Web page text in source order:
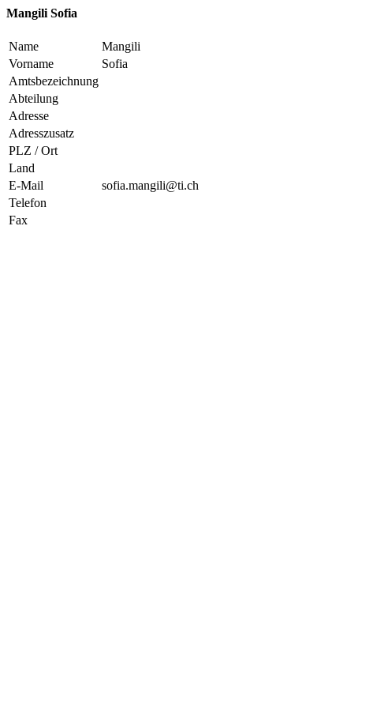
Mangili Sofia
Name
Mangili
Vorname
Sofia
Amtsbezeichnung
Abteilung
Adresse
Adresszusatz
PLZ / Ort
Land
E-Mail
sofia.mangili@ti.ch
Telefon
Fax